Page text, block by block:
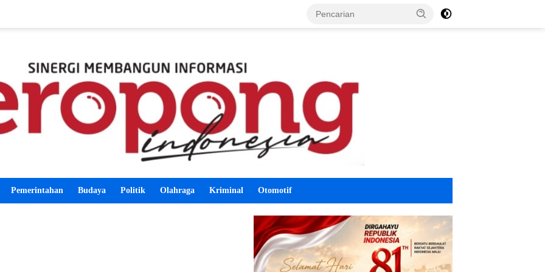
Pemerintahan Budaya Politik Olahraga Kriminal Otomotif